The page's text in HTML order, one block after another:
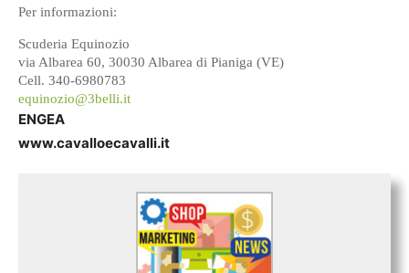
Per informazioni:
Scuderia Equinozio
via Albarea 60, 30030 Albarea di Pianiga (VE)
Cell. 340-6980783
equinozio@3belli.it
ENGEA
www.cavalloecavalli.it